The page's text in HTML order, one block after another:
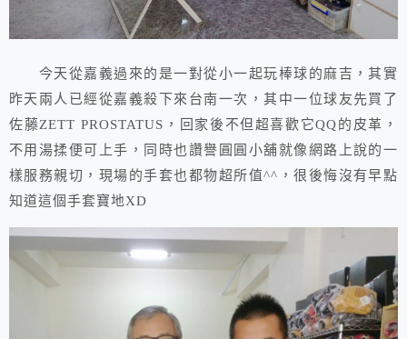
今天從嘉義過來的是一對從小一起玩棒球的麻吉，其實
昨天兩人已經從嘉義殺下來台南一次，其中一位球友先買了
佐藤ZETT PROSTATUS，回家後不但超喜歡它QQ的皮革，
不用湯揉便可上手，同時也讚譽圓圓小舖就像網路上說的一
樣服務親切，現場的手套也都物超所值^^，很後悔沒有早點
知道這個手套寶地XD